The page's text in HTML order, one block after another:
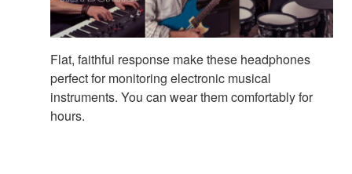
Flat, faithful response make these headphones
perfect for monitoring electronic musical
instruments. You can wear them comfortably for
hours.